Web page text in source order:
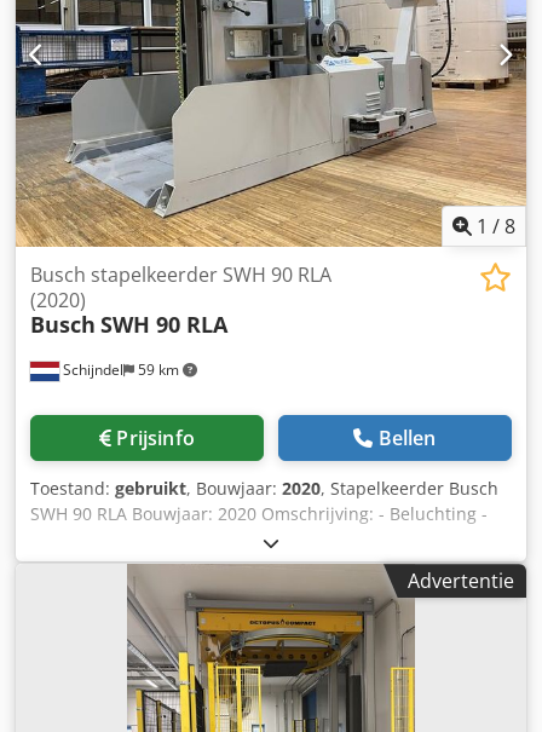
Robuuste Zwitserse constructie - Mechanische besturing
met zijbedieningspaneel - Stapelaanvoer en uitvoer voor
continue werking - Geschikt voor karton en golfkarton -
Bewezen model voor verpakkingsproductie
1 /8
Schijndel 59 km
Busch stapelkeerder SWH 90 RLA
(2020)
Busch SWH 90 RLA
Prijsinfo Bellen
Toestand: gebruikt, Bouwjaar: 2020, Stapelkeerder Busch
SWH 90 RLA Bouwjaar: 2020 Omschrijving: - Beluchting -
Trillen Dcedpfx Ahsuv Hulehsk - Uitlijnen Max. formaat:
600 x 750 mm
Advertentie